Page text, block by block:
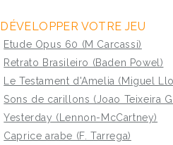
DÉVELOPPER VOTRE JEU
Etude Opus 60 (M Carcassi)
Retrato Brasileiro (Baden Powel)
Le Testament d'Amelia (Miguel
Sons de carillons (Joao Teixeira
Yesterday (Lennon-McCartney)
Caprice arabe (F. Tarrega)